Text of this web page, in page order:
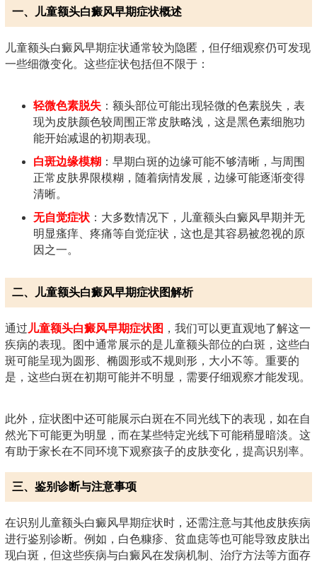
一、儿童额头白癜风早期症状概述
儿童额头白癜风早期症状通常较为隐匿，但仔细观察仍可发现
一些细微变化。这些症状包括但不限于：
轻微色素脱失 ：额头部位可能出现轻微的色素脱失，表
现为皮肤颜色较周围正常皮肤略浅，这是黑色素细胞功
能开始减退的初期表现。
白斑边缘模糊 ：早期白斑的边缘可能不够清晰，与周围
正常皮肤界限模糊，随着病情发展，边缘可能逐渐变得
清晰。
无自觉症状 ：大多数情况下，儿童额头白癜风早期并无
明显瘙痒、疼痛等自觉症状，这也是其容易被忽视的原
因之一。
二、儿童额头白癜风早期症状图解析
通过 儿童额头白癜风早期症状图 ，我们可以更直观地了解这一
疾病的表现。图中通常展示的是儿童额头部位的白斑，这些白
斑可能呈现为圆形、椭圆形或不规则形，大小不等。重要的
是，这些白斑在初期可能并不明显，需要仔细观察才能发现。
此外，症状图中还可能展示白斑在不同光线下的表现，如在自
然光下可能更为明显，而在某些特定光线下可能稍显暗淡。这
有助于家长在不同环境下观察孩子的皮肤变化，提高识别率。
三、鉴别诊断与注意事项
在识别儿童额头白癜风早期症状时，还需注意与其他皮肤疾病
进行鉴别诊断。例如，白色糠疹、贫血痣等也可能导致皮肤出
现白斑，但这些疾病与白癜风在发病机制、治疗方法等方面存